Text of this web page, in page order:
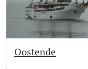
Oostende